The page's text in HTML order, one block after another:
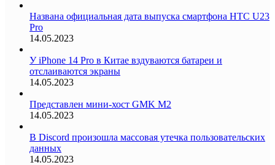
Названа официальная дата выпуска смартфона HTC U23
Pro
14.05.2023
У iPhone 14 Pro в Китае вздуваются батареи и
отслаиваются экраны
14.05.2023
Представлен мини-хост GMK M2
14.05.2023
В Discord произошла массовая утечка пользовательских
данных
14.05.2023